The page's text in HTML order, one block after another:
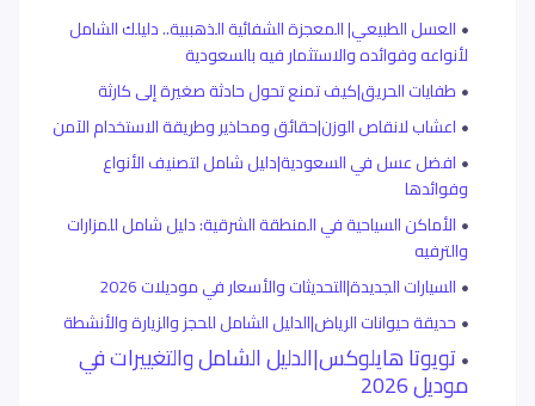
العسل الطبيعي| المعجزة الشفائية الذهببية.. دليلك الشامل
لأنواعه وفوائده والاستثمار فيه بالسعودية
طفايات الحريق|كيف تمنع تحول حادثة صغيرة إلى كارثة
اعشاب لانقاص الوزن|حقائق ومحاذير وطريقة الاستخدام الآمن
افضل عسل في السعودية|دليل شامل لتصنيف الأنواع
وفوائدها
الأماكن السياحية في المنطقة الشرقية: دليل شامل للمزارات
والترفيه
السيارات الجديدة|التحديثات والأسعار في موديلات 2026
حديقة حيوانات الرياض|الدليل الشامل للحجز والزيارة والأنشطة
تويوتا هايلوكس|الدليل الشامل والتغييرات في
موديل 2026